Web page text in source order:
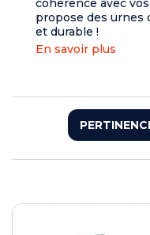
cohérence avec
propose des urnes
et durable !
En savoir plus